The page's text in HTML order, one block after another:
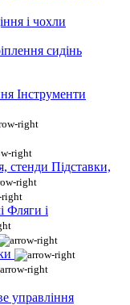
і чохли
сидінь
Інструменти
Підставки,
Фляги і
управління